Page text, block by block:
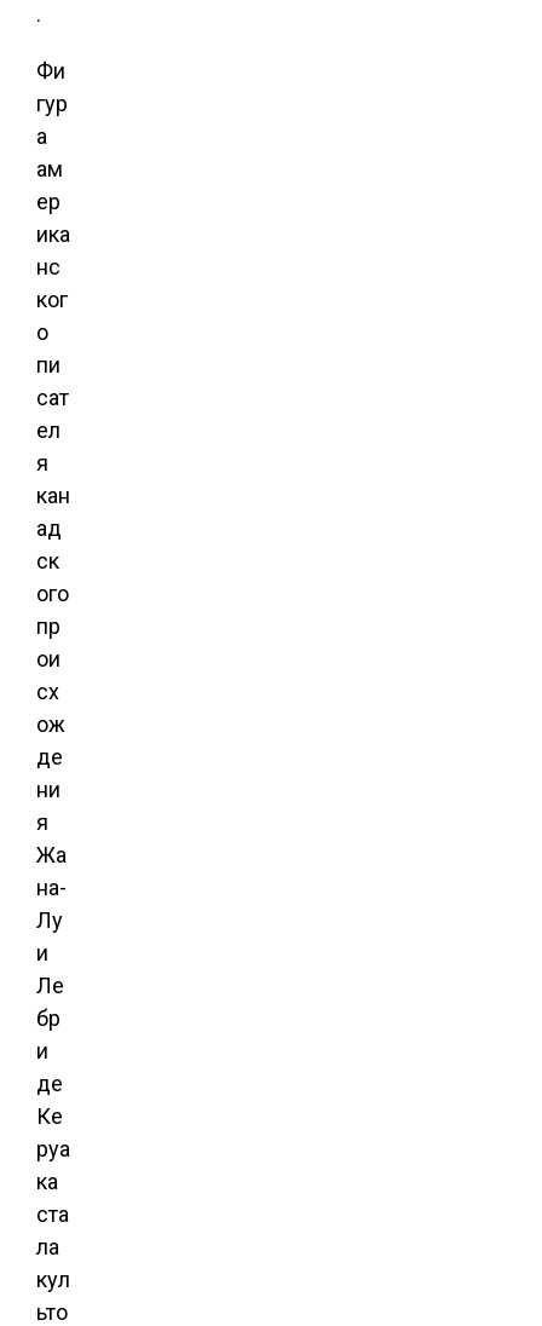
.
Фи
гур
а
ам
ер
ика
нс
ког
о
пи
сат
ел
я
кан
ад
ск
ого
пр
ои
сх
ож
де
ни
я
Жа
на-
Лу
и
Ле
бр
и
де
Ке
руа
ка
ста
ла
кул
ьто